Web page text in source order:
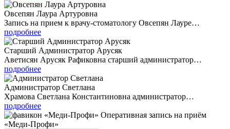
Овсепян Лаура Артуровна
Запись на прием к врачу-стоматологу Овсепян Лауре…
подробнее
Старший Администратор Арусяк
Аветисян Арусяк Рафиковна старший администратор…
подробнее
Администратор Светлана
Храмова Светлана Константиновна администратор…
подробнее
Оперативная запись на приём
«Меди-Профи»